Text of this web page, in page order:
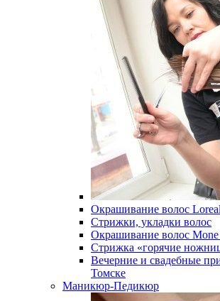
Окрашивание волос
Стрижки, укладки волос
Окрашивание волос
Стрижка «горячие
Вечерние и свадебные
Томске
Маникюр-Педикюр